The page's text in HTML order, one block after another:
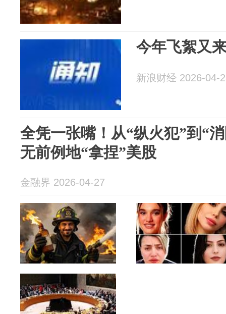
今年飞絮又
新浪财经 2026-04-
全凭一张嘴！从“纵火犯”到“
无前例地“拿捏”美股
金融界 2026-04-27